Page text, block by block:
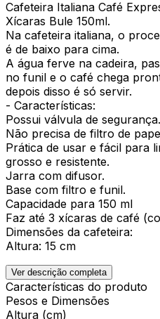
Cafeteira Italiana Café
Xícaras Bule 150ml.
Na cafeteira italiana, o
é de baixo para cima.
A água ferve na cadeira,
no funil e o café chega
depois disso é só servir.
- Características:
Possui válvula de segurança.
Não precisa de filtro de
Prática de usar e fácil para
grosso e resistente.
Jarra com difusor.
Base com filtro e funil.
Capacidade para 150 ml
Faz até 3 xícaras de café
Dimensões da cafeteira:
Altura: 15 cm
Ver descrição completa
Características do produto
Pesos e Dimensões
Altura (cm)